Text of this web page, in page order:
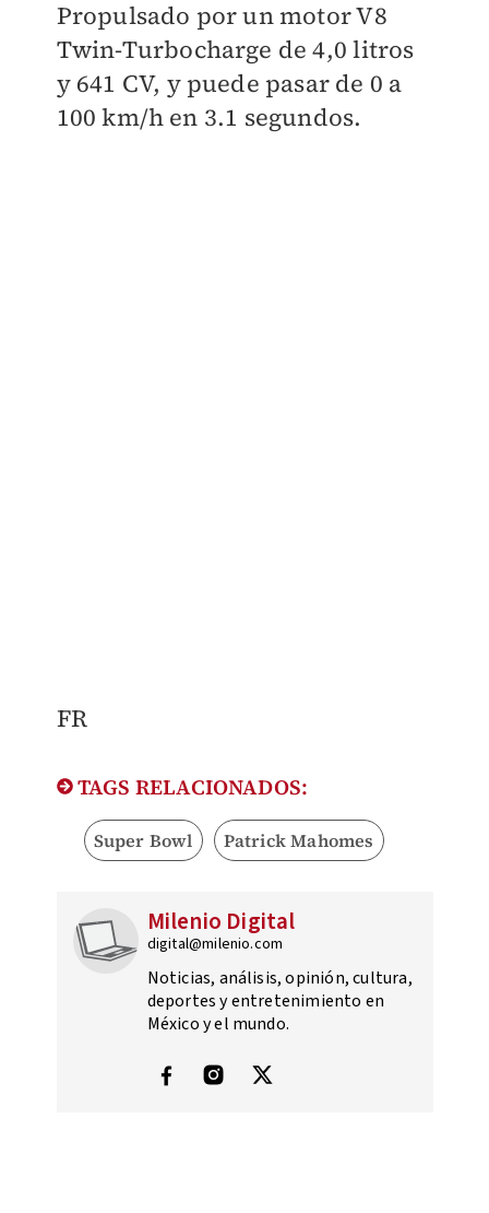
Propulsado por un motor V8
Twin-Turbocharge de 4,0 litros
y 641 CV, y puede pasar de 0 a
100 km/h en 3.1 segundos.
FR
TAGS RELACIONADOS:
Super Bowl Patrick Mahomes
Milenio Digital
digital@milenio.com
Noticias, análisis, opinión, cultura,
deportes y entretenimiento en
México y el mundo.